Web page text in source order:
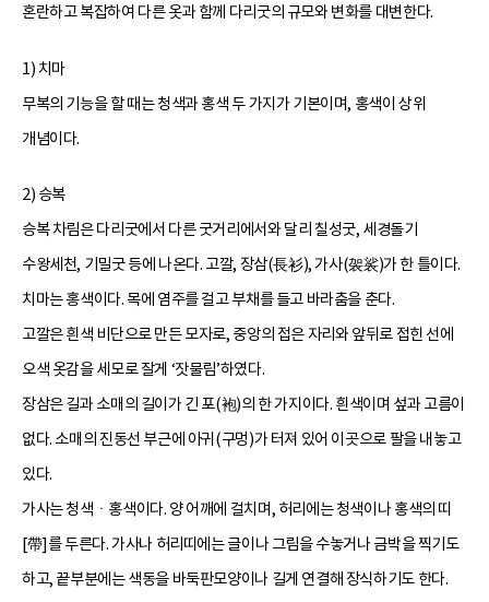
혼란하고 복잡하여 다른 옷과 함께 다리굿의 규모와 변화를 대변한다.
1) 치마
무복의 기능을 할 때는 청색과 홍색 두 가지가 기본이며, 홍색이 상위
개념이다.
2) 승복
승복 차림은 다리굿에서 다른 굿거리에서와 달리 칠성굿, 세경돌기
수왕세천, 기밀굿 등에 나온다. 고깔, 장삼(長衫), 가사(袈裟)가 한 틀이다.
치마는 홍색이다. 목에 염주를 걸고 부채를 들고 바라춤을 춘다.
고깔은 흰색 비단으로 만든 모자로, 중앙의 접은 자리와 앞뒤로 접힌 선에
오색 옷감을 세모로 잘게 ‘잣물림’하였다.
장삼은 길과 소매의 길이가 긴 포(袍)의 한 가지이다. 흰색이며 섶과 고름이
없다. 소매의 진동선 부근에 아귀(구멍)가 터져 있어 이곳으로 팔을 내놓고
있다.
가사는 청색ㆍ홍색이다. 양 어깨에 걸치며, 허리에는 청색이나 홍색의 띠
[帶]를 두른다. 가사나 허리띠에는 글이나 그림을 수놓거나 금박을 찍기도
하고, 끝부분에는 색동을 바둑판모양이나 길게 연결해 장식하기도 한다.